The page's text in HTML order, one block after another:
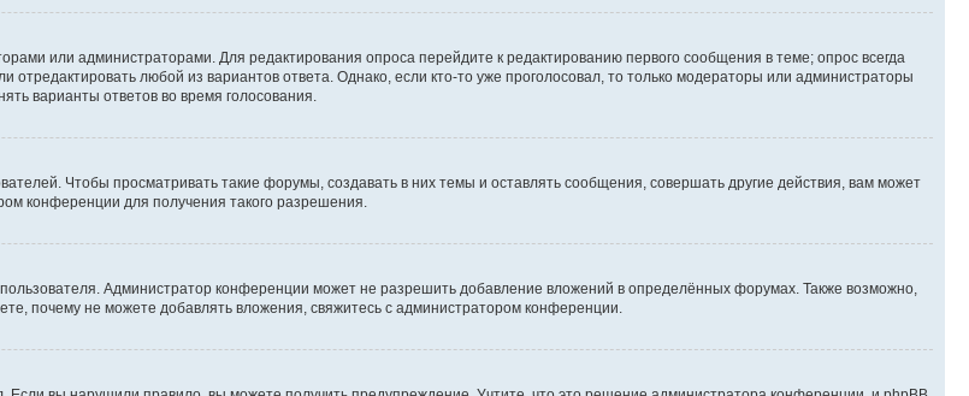
или администраторами. Для редактирования опроса перейдите к редактированию первого сообщения в теме; опрос всегда
отредактировать любой из вариантов ответа. Однако, если кто-то уже проголосовал, то только модераторы или администраторы
варианты ответов во время голосования.
Чтобы просматривать такие форумы, создавать в них темы и оставлять сообщения, совершать другие действия, вам может
конференции для получения такого разрешения.
Администратор конференции может не разрешить добавление вложений в определённых форумах. Также возможно,
почему не можете добавлять вложения, свяжитесь с администратором конференции.